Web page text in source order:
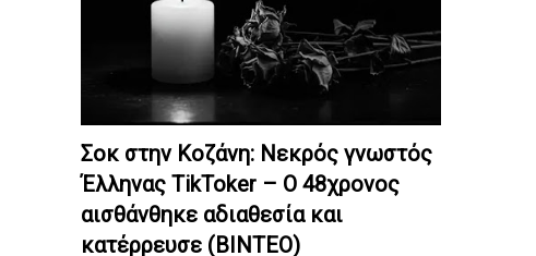
Σοκ στην Κοζάνη: Nεκρός γνωστός
Έλληνας TikToker – Ο 48χρονος
αισθάνθηκε αδιαθεσία και
κατέρρευσε (ΒΙΝΤΕΟ)